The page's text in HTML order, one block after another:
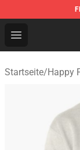
Open menu
Happy
Startseite/Happy